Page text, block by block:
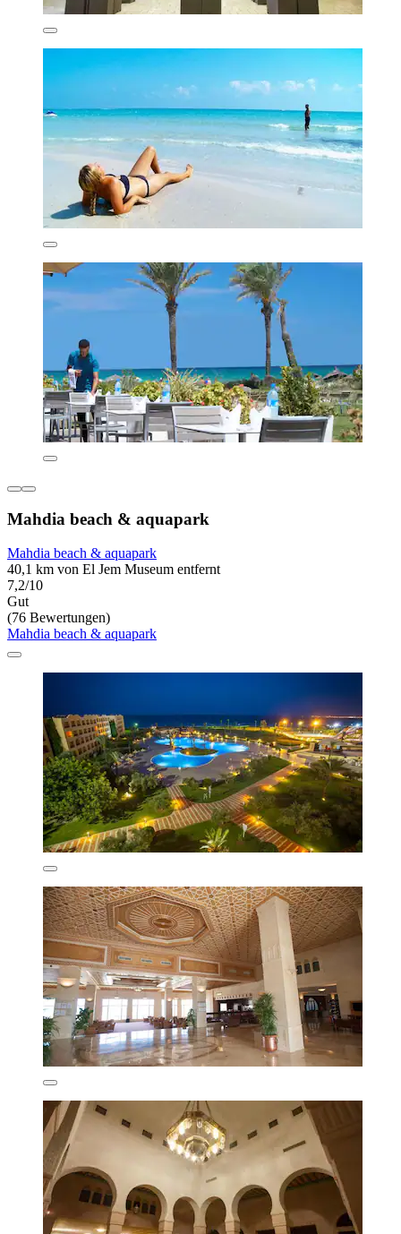
Mahdia beach & aquapark
Mahdia beach & aquapark
40,1 km von El Jem Museum entfernt
7,2/10
Gut
(76 Bewertungen)
Mahdia beach & aquapark